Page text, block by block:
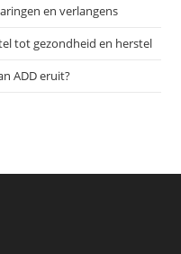
en verlangens
tot gezondheid en herstel
ADD eruit?